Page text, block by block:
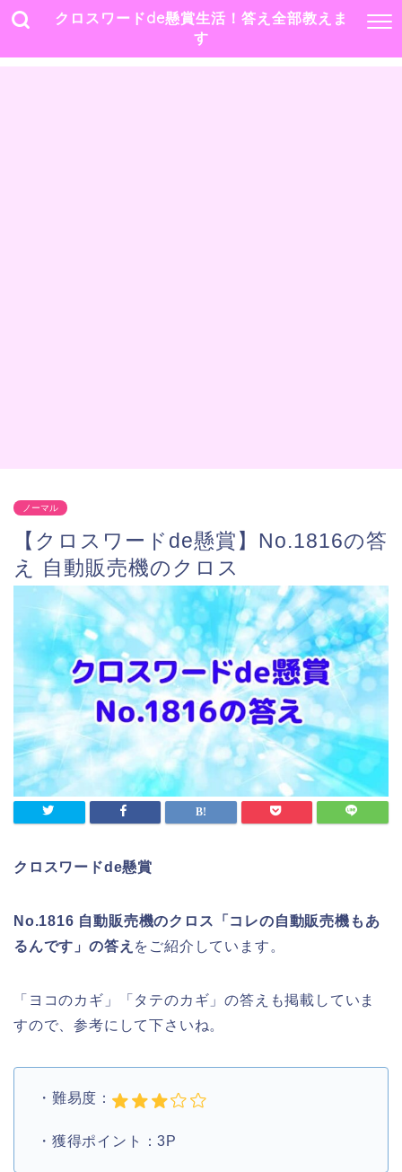
クロスワードde懸賞生活！答え全部教えま
す
ノーマル
【クロスワードde懸賞】No.1816の答
え 自動販売機のクロス
クロスワードde懸賞
No.1816 自動販売機のクロス「コレの自動販売機もあ
るんです」の答え をご紹介しています。
「ヨコのカギ」「タテのカギ」の答えも掲載していま
すので、参考にして下さいね。
・難易度：
・獲得ポイント：3P